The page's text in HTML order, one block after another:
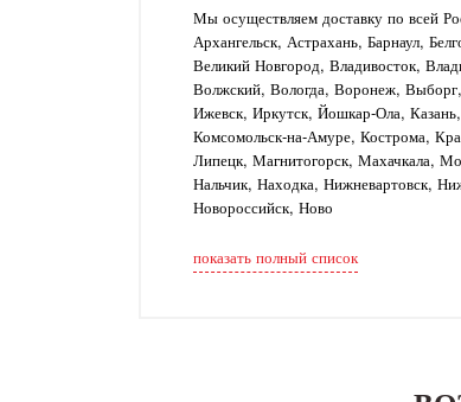
Мы осуществляем доставку по всей
Архангельск, Астрахань, Барнаул,
Великий Новгород, Владивосток,
Волжский, Вологда, Воронеж,
Ижевск, Иркутск, Йошкар-Ола,
Комсомольск-на-Амуре, Кострома,
Липецк, Магнитогорск, Махачкала,
Нальчик, Находка, Нижневартовск,
Новороссийск, Ново
показать полный список